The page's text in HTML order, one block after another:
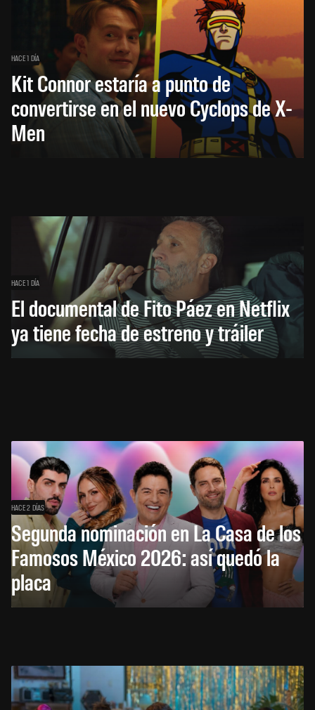
HACE 1 DÍA
Kit Connor estaría a punto de
convertirse en el nuevo Cyclops de X-
Men
HACE 1 DÍA
El documental de Fito Páez en Netflix
ya tiene fecha de estreno y tráiler
HACE 2 DÍAS
Segunda nominación en La Casa de los
Famosos México 2026: así quedó la
placa